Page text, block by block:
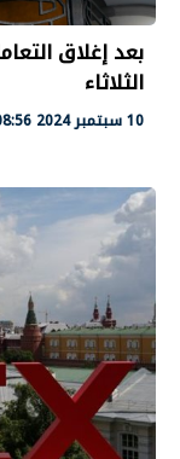
بعد إغلاق
الثلاثاء
10 سبتمبر 2024 08:56 م